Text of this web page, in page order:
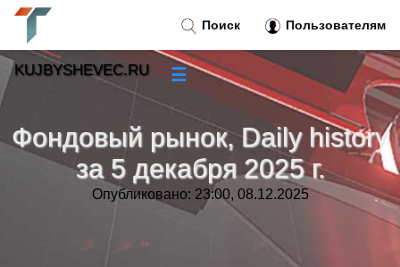
Фондовый рынок, Daily history
за 5 декабря 2025 г.
Опубликовано: 23:00, 08.12.2025
Поиск Пользователям
KUJBYSHEVEC.RU ☰
»
Тренды новостей »
»